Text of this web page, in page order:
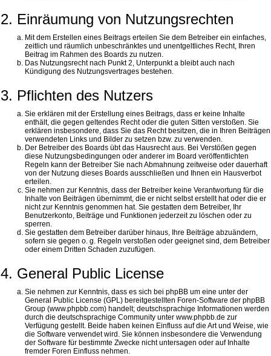
2. Einräumung von Nutzungsrechten
Mit dem Erstellen eines Beitrags erteilen Sie dem Betreiber ein einfaches,
zeitlich und räumlich unbeschränktes und unentgeltliches Recht, Ihren
Beitrag im Rahmen des Boards zu nutzen.
Das Nutzungsrecht nach Punkt 2, Unterpunkt a bleibt auch nach
Kündigung des Nutzungsvertrages bestehen.
3. Pflichten des Nutzers
Sie erklären mit der Erstellung eines Beitrags, dass er keine Inhalte
enthält, die gegen geltendes Recht oder die guten Sitten verstoßen. Sie
erklären insbesondere, dass Sie das Recht besitzen, die in Ihren Beiträgen
verwendeten Links und Bilder zu setzen bzw. zu verwenden.
Der Betreiber des Boards übt das Hausrecht aus. Bei Verstößen gegen
diese Nutzungsbedingungen oder anderer im Board veröffentlichten
Regeln kann der Betreiber Sie nach Abmahnung zeitweise oder dauerhaft
von der Nutzung dieses Boards ausschließen und Ihnen ein Hausverbot
erteilen.
Sie nehmen zur Kenntnis, dass der Betreiber keine Verantwortung für die
Inhalte von Beiträgen übernimmt, die er nicht selbst erstellt hat oder die er
nicht zur Kenntnis genommen hat. Sie gestatten dem Betreiber, Ihr
Benutzerkonto, Beiträge und Funktionen jederzeit zu löschen oder zu
sperren.
Sie gestatten dem Betreiber darüber hinaus, Ihre Beiträge abzuändern,
sofern sie gegen o. g. Regeln verstoßen oder geeignet sind, dem Betreiber
oder einem Dritten Schaden zuzufügen.
4. General Public License
Sie nehmen zur Kenntnis, dass es sich bei phpBB um eine unter der
General Public License (GPL) bereitgestellten Foren-Software der phpBB
Group (www.phpbb.com) handelt; deutschsprachige Informationen werden
durch die deutschsprachige Community unter www.phpbb.de zur
Verfügung gestellt. Beide haben keinen Einfluss auf die Art und Weise, wie
die Software verwendet wird. Sie können insbesondere die Verwendung
der Software für bestimmte Zwecke nicht untersagen oder auf Inhalte
fremder Foren Einfluss nehmen.